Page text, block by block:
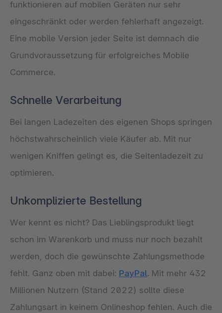
funktionieren auf mobilen Geräten nur sehr
eingeschränkt oder werden fehlerhaft angezeigt.
Eine mobile Version jeder Seite ist demnach die
Grundvoraussetzung für erfolgreiches Mobile
Commerce.
Schnelle Verarbeitung
Bei langen Ladezeiten des eigenen Shops springen
höchstwahrscheinlich viele Käufer ab. Mit nur
wenigen Kniffen gelingt es, die Seitenladezeit zu
optimieren.
Unkomplizierte Bestellung
Wer kennt es nicht? Das Lieblingsprodukt liegt
schon im Warenkorb und muss nur noch bezahlt
werden, doch die gewünschte Zahlungsmethode
fehlt. Ganz oben mit dabei: PayPal. Mit mehr 432
Millionen Nutzern (Stand 2022) sollte diese
Zahlungsart in keinem Onlineshop fehlen. Auch die